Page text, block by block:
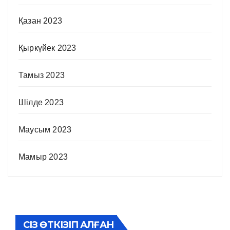
Қазан 2023
Қыркүйек 2023
Тамыз 2023
Шілде 2023
Маусым 2023
Мамыр 2023
СІЗ ӨТКІЗІП АЛҒАН